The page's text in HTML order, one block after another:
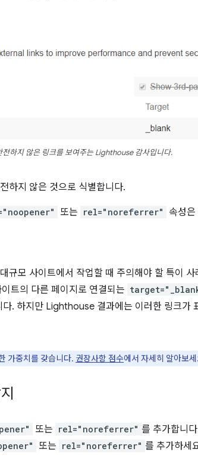
하지 않은 링크를 보여주는 Lighthouse 감사입니다.
하지 않은 것으로 식별합니다.
또는 rel="noreferrer"
속성
모 사이트에서 작업할 때 주의해야 할 특이 사
트의 다른 페이지로 연결되는
. 하지만 Lighthouse 결과에는 이러한 링크가
가중치를 갖습니다. 권장사항 점수에서 자세히 알아보
또는 rel="noreferrer" 를 추가합니
또는 rel="noreferrer" 를 추가하세